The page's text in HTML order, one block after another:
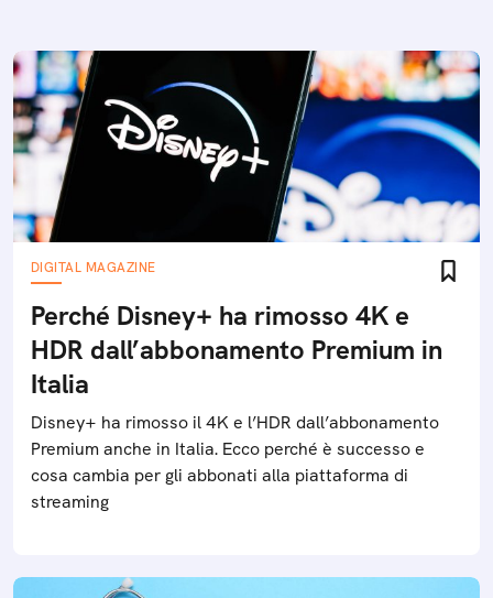
DIGITAL MAGAZINE
Perché Disney+ ha rimosso 4K e
HDR dall’abbonamento Premium in
Italia
Disney+ ha rimosso il 4K e l’HDR dall’abbonamento
Premium anche in Italia. Ecco perché è successo e
cosa cambia per gli abbonati alla piattaforma di
streaming